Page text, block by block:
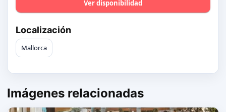
Ver disponibilidad
Localización
Mallorca
Imágenes relacionadas